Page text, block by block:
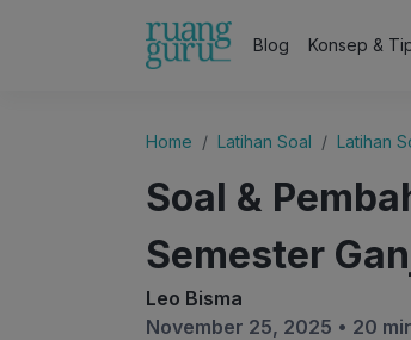
Blog Konsep &
Home Latihan Soal Latihan
Soal &
Semester
Leo Bisma
November 25, 2025 • 20